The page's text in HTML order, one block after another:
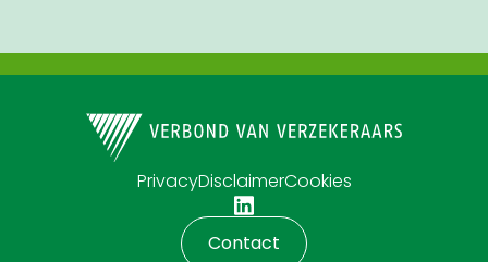
PrivacyDisclaimerCookies
Contact